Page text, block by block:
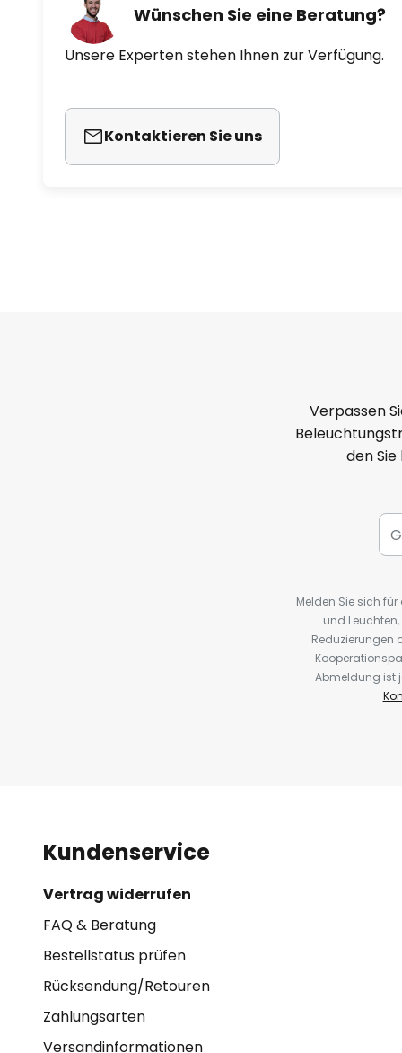
Wünschen Sie eine Beratung?
Unsere Experten stehen Ihnen zur Verfügung.
Kontaktieren Sie uns
Verpassen
den
Melden Sie sich
und
Reduzierungen
Abmeldung ist
Kundenservice
Vertrag widerrufen
FAQ & Beratung
Bestellstatus prüfen
Rücksendung/Retouren
Zahlungsarten
Versandinformationen